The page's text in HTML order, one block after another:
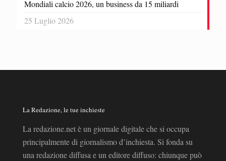
Mondiali calcio 2026, un business da 15 miliardi
25 Luglio 2026
La Redazione, le tue inchieste
La redazione.net è un giornale digitale che si occupa
principalmente di giornalismo d’inchiesta. Si fonda su
una redazione diffusa e un editore diffuso: chiunque può